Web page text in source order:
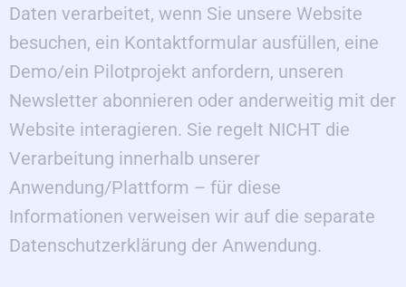
Daten verarbeitet, wenn Sie unsere Website
besuchen, ein Kontaktformular ausfüllen, eine
Demo/ein Pilotprojekt anfordern, unseren
Newsletter abonnieren oder anderweitig mit der
Website interagieren. Sie regelt NICHT die
Verarbeitung innerhalb unserer
Anwendung/Plattform – für diese
Informationen verweisen wir auf die separate
Datenschutzerklärung der Anwendung.